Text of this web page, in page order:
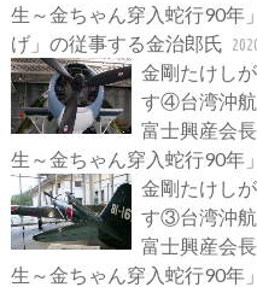
生～金ちゃん穿入蛇行90
げ」の従事する金治郎氏
金剛たけし
す④台湾沖航
富士興産会
生～金ちゃん穿入蛇行90年
金剛たけし
す③台湾沖航
富士興産会
生～金ちゃん穿入蛇行90年